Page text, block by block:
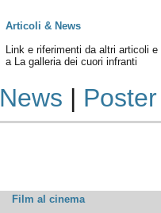
Articoli & News
Link e riferimenti da altri articoli e
a La galleria dei cuori infranti
News | Poster
Film al cinema